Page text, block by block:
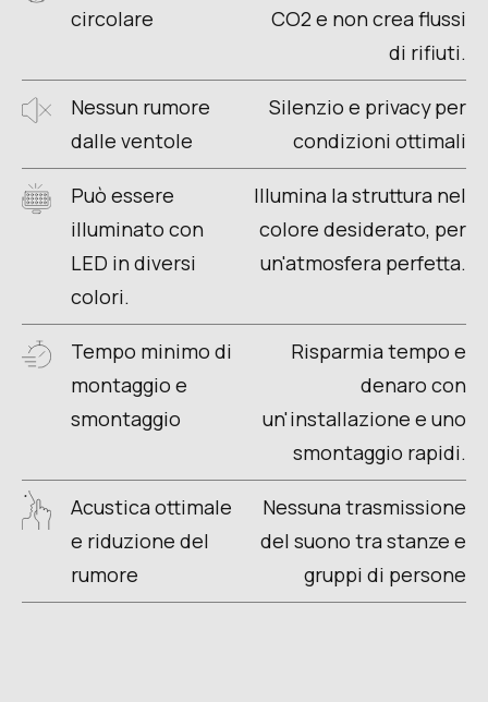
circolare
CO2 e non crea flussi
di rifiuti.
Nessun rumore
dalle ventole
Silenzio e privacy per
condizioni ottimali
Può essere
illuminato con
LED in diversi
colori.
Illumina la struttura nel
colore desiderato, per
un'atmosfera perfetta.
Tempo minimo di
montaggio e
smontaggio
Risparmia tempo e
denaro con
un'installazione e uno
smontaggio rapidi.
Acustica ottimale
e riduzione del
rumore
Nessuna trasmissione
del suono tra stanze e
gruppi di persone